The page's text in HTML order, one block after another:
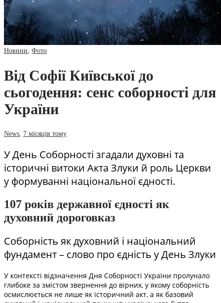
Новини Фото
Від Софії Київської до
сьогодення: сенс соборності для
України
News 7 місяців тому
У День Соборності згадали духовні та
історичні витоки Акта Злуки й роль Церкви
у формуванні національної єдності.
107 років державної єдності як
духовний дороговказ
Соборність як духовний і національний
фундамент – слово про єдність у День Злуки
У контексті відзначення Дня Соборності України пролунало
глибоке за змістом звернення до вірних, у якому соборність
осмислюється не лише як історичний акт, а як базовий